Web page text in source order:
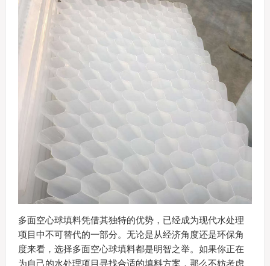
多面空心球填料凭借其独特的优势，已经成为现代水处理
项目中不可替代的一部分。无论是从经济角度还是环保角
度来看，选择多面空心球填料都是明智之举。如果你正在
为自己的水处理项目寻找合适的填料方案，那么不妨考虑